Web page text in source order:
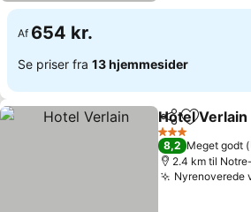
Af 654 kr.
Se priser fra 13 hjemmesider
Del Føj til
Hotel Verlain
3 Stjerner
8,2 Meget godt
2.4 km til
Nyrenoverede